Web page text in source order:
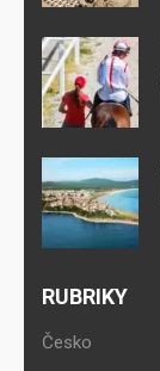
RUBRIKY
Česko